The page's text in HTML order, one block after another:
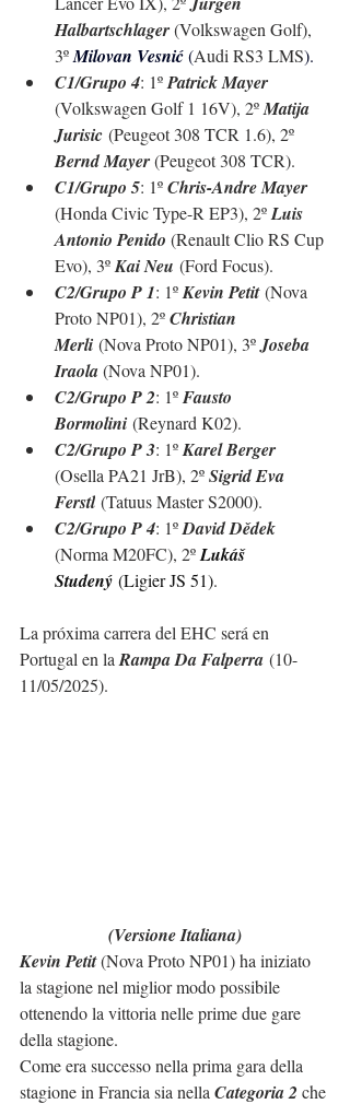
Halbartschlager (Volkswagen Golf),
3º Milovan Vesnić (Audi RS3 LMS).
C1/Grupo 4: 1º Patrick Mayer
(Volkswagen Golf 1 16V), 2º Matija
Jurisic (Peugeot 308 TCR 1.6), 2º
Bernd Mayer (Peugeot 308 TCR).
C1/Grupo 5: 1º Chris-Andre Mayer
(Honda Civic Type-R EP3), 2º Luis
Antonio Penido (Renault Clio RS Cup
Evo), 3º Kai Neu (Ford Focus).
C2/Grupo P 1: 1º Kevin Petit (Nova
Proto NP01), 2º Christian
Merli (Nova Proto NP01), 3º Joseba
Iraola (Nova NP01).
C2/Grupo P 2: 1º Fausto
Bormolini (Reynard K02).
C2/Grupo P 3: 1º Karel Berger
(Osella PA21 JrB), 2º Sigrid Eva
Ferstl (Tatuus Master S2000).
C2/Grupo P 4: 1º David Dědek
(Norma M20FC), 2º Lukáš
Studený (Ligier JS 51).
La próxima carrera del EHC será en
Portugal en la Rampa Da Falperra (10-
11/05/2025).
(Versione Italiana)
Kevin Petit (Nova Proto NP01) ha iniziato
la stagione nel miglior modo possibile
ottenendo la vittoria nelle prime due gare
della stagione.
Come era successo nella prima gara della
stagione in Francia sia nella Categoria 2 che